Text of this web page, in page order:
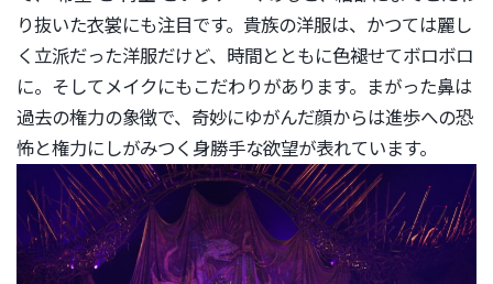
り抜いた衣裳にも注目です。貴族の洋服は、 かつては麗し
く立派だった洋服だけど、
時間とともに色褪せてボロボロ
に。 そしてメイクにもこだわりがあります。
まがった鼻は
過去の権力の象徴で、 奇妙にゆがんだ顔からは進歩への恐
怖と権力にしがみつく身勝手な欲望が表れています。